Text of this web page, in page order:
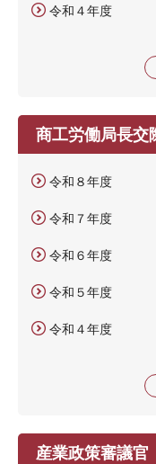
令和４年度
商工労働局長交
令和８年度
令和７年度
令和６年度
令和５年度
令和４年度
産業政策審議官